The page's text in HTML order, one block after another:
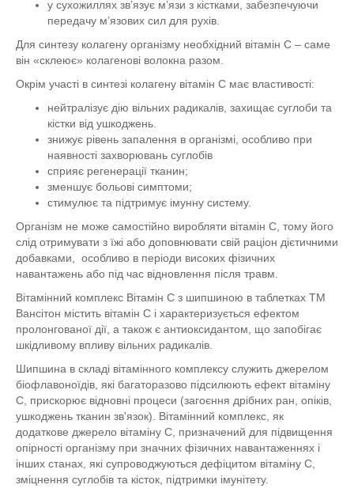
у сухожиллях зв’язує м’язи з кістками, забезпечуючи
передачу м’язових сил для рухів.
Для синтезу колагену організму необхідний вітамін С – саме
він «склеює» колагенові волокна разом.
Окрім участі в синтезі колагену вітамін С має властивості:
нейтралізує дію вільних радикалів, захищає суглоби та
кістки від ушкоджень.
знижує рівень запалення в організмі, особливо при
наявності захворювань суглобів
сприяє регенерації тканин;
зменшує больові симптоми;
стимулює та підтримує імунну систему.
Організм не може самостійно виробляти вітамін C, тому його
слід отримувати з їжі або доповнювати свій раціон дієтичними
добавками, особливо в періоди високих фізичних
навантажень або під час відновлення після травм.
Вітамінний комплекс Вітамін С з шипшиною в таблетках ТМ
Вансітон містить вітамін С і характеризується ефектом
пролонгованої дії, а також є антиоксидантом, що запобігає
шкідливому впливу вільних радикалів.
Шипшина в складі вітамінного комплексу служить джерелом
біофлавоноїдів, які багаторазово підсилюють ефект вітаміну
С, прискорює відновні процеси (загоєння дрібних ран, опіків,
ушкоджень тканин зв'язок). Вітамінний комплекс, як
додаткове джерело вітаміну С, призначений для підвищення
опірності організму при значних фізичних навантаженнях і
інших станах, які супроводжуються дефіцитом вітаміну С,
зміцнення суглобів та кісток, підтримки імунітету.